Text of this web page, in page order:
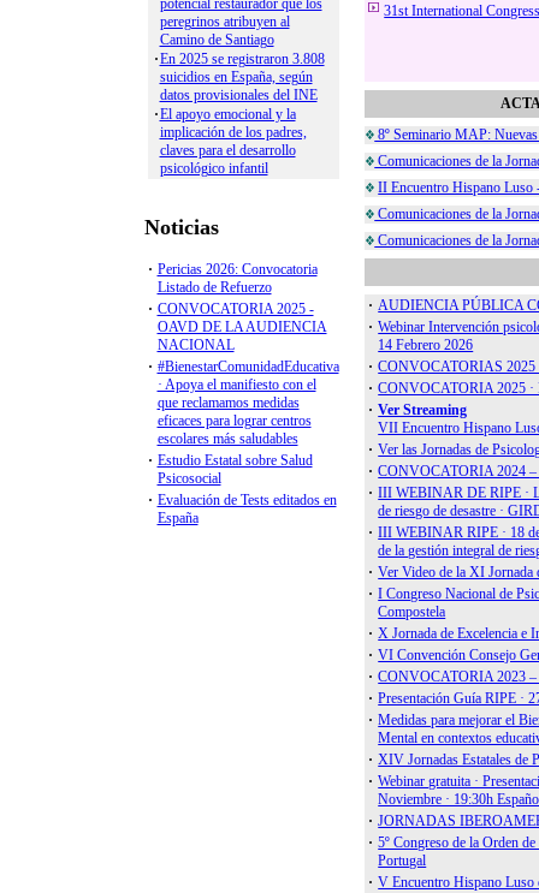
Mediación
Perfiles
Psicología
Psicothema
Psicología
Work and
Psycho.
Libros y Guías
El Diploma
Libro Ética y
Libro
Psicólogos
Guía
Guía
Guía
Libro
Asistencia
Primer
Guía